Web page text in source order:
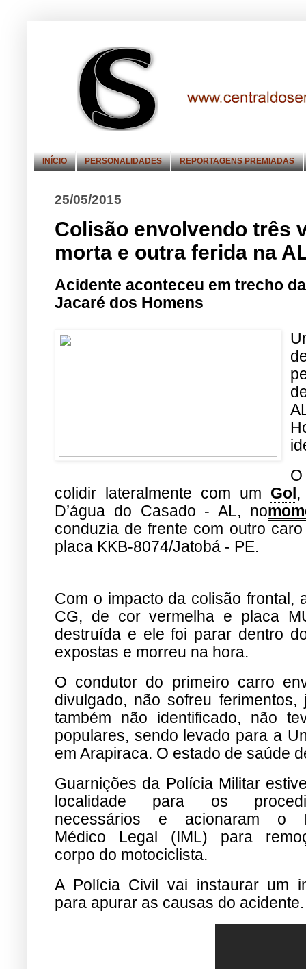
INÍCIO PERSONALIDADES REPORTAGENS PREMIADAS
25/05/2015
Colisão envolvendo três
morta e outra ferida na
Acidente aconteceu em trecho
Jacaré dos Homens
colidir lateralmente com um Gol,
D’água do Casado - AL, no
conduzia de frente com outro
placa KKB-8074/Jatobá - PE.
Com o impacto da colisão frontal,
CG, de cor vermelha e placa
destruída e ele foi parar dentro
expostas e morreu na hora.
O condutor do primeiro carro
divulgado, não sofreu
também não identificado, não
populares, sendo levado para a
em Arapiraca. O estado de saúde
Guarnições da Polícia Militar
localidade para os
necessários e acionaram o
Médico Legal (IML) para
corpo do motociclista.
A Polícia Civil vai instaurar um
para apurar as causas do acidente.